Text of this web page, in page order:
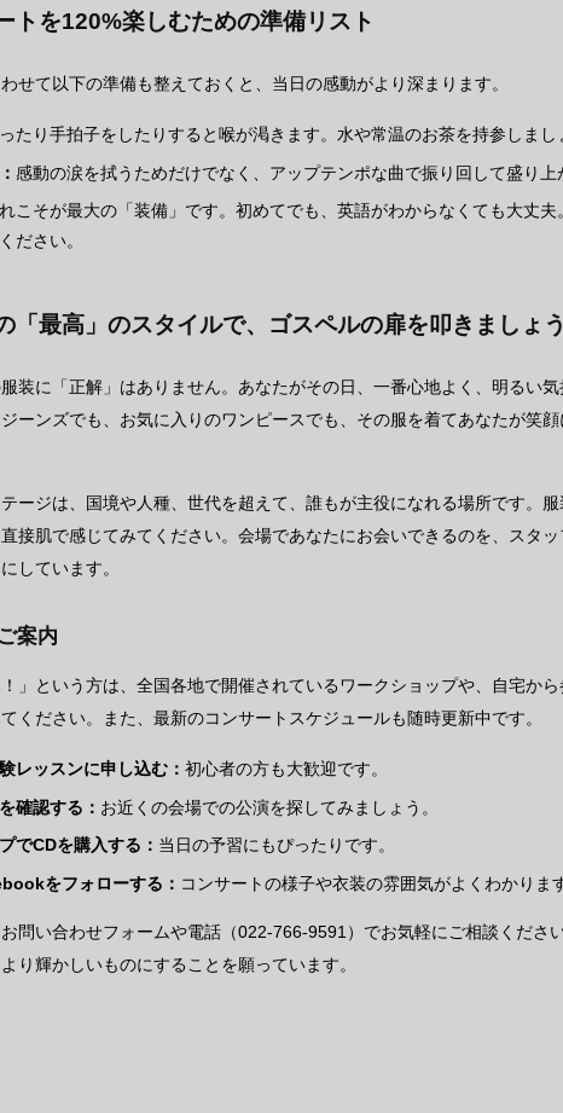
トを120%楽しむための準備リスト
せて以下の準備も整えておくと、当日の感動がより深まります。
たり手拍子をしたりすると喉が渇きます。水や常温のお茶を持参しまし
感動の涙を拭うためだけでなく、アップテンポな曲で振り回して盛り上
こそが最大の「装備」です。初めてでも、英語がわからなくても大丈夫。
ださい。
「最高」のスタイルで、ゴスペルの扉を叩きましょう
装に「正解」はありません。あなたがその日、一番心地よく、明るい気
ーンズでも、お気に入りのワンピースでも、その服を着てあなたが笑
ージは、国境や人種、世代を超えて、誰もが主役になれる場所です。服
接肌で感じてみてください。会場であなたにお会いできるのを、スタ
しています。
案内
！」という方は、全国各地で開催されているワークショップや、自宅か
ください。また、最新のコンサートスケジュールも随時更新中です。
レッスンに申し込む： 初心者の方も大歓迎です。
確認する： お近くの会場での公演を探してみましょう。
でCDを購入する： 当日の予習にもぴったりです。
をフォローする： コンサートの様子や衣装の雰囲気がよくわかります
問い合わせフォームや電話（022-766-9591）でお気軽にご相談くださ
り輝かしいものにすることを願っています。